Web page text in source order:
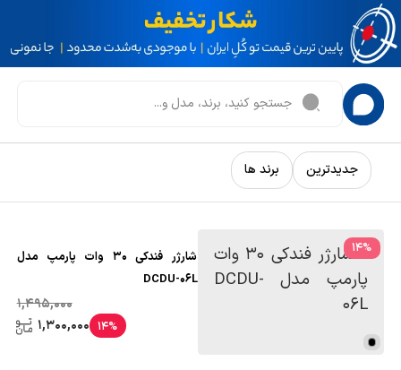
جدیدترین برند ها
%
14
شارژر فندکی 30 وات پارمپ مدل
DCDU-06L
1,495,000
14%
1,300,000